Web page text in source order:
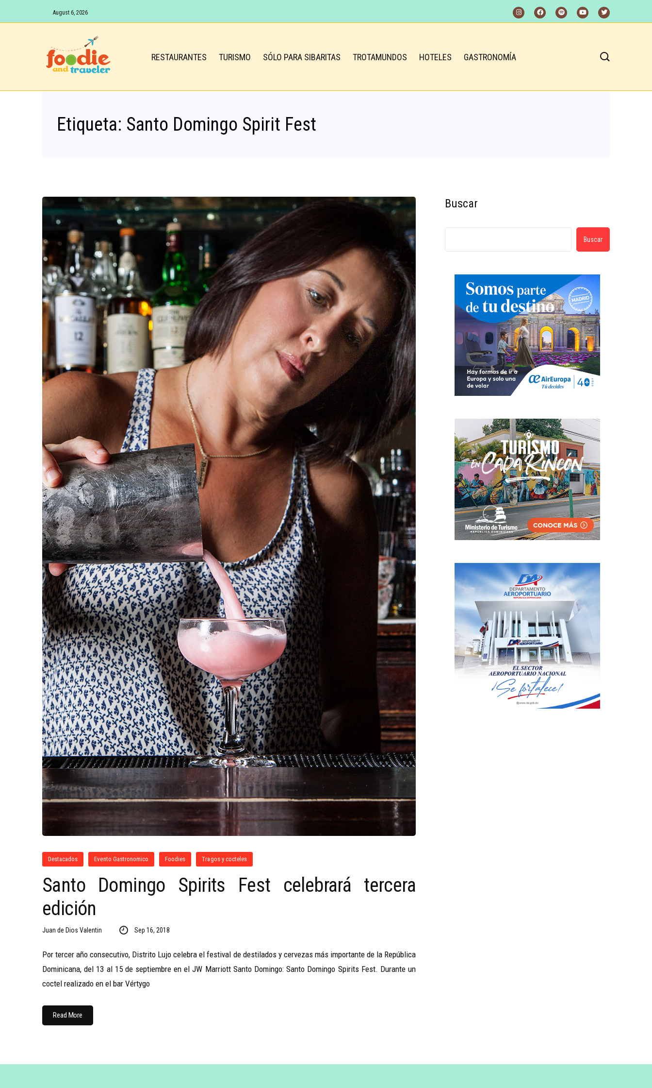
August 6, 2026
RESTAURANTES TURISMO SÓLO PARA SIBARITAS TROTAMUNDOS HOTELES GASTRONOMÍA
Etiqueta: Santo Domingo Spirit Fest
Destacados Evento Gastronomico Foodies Tragos y cocteles
Santo Domingo Spirits Fest celebrará tercera
edición
Juan de Dios Valentin Sep 16, 2018
Por tercer año consecutivo, Distrito Lujo celebra el festival de destilados y cervezas más importante de la República
Dominicana, del 13 al 15 de septiembre en el JW Marriott Santo Domingo: Santo Domingo Spirits Fest. Durante un
coctel realizado en el bar Vértygo
Read More
Buscar
Buscar